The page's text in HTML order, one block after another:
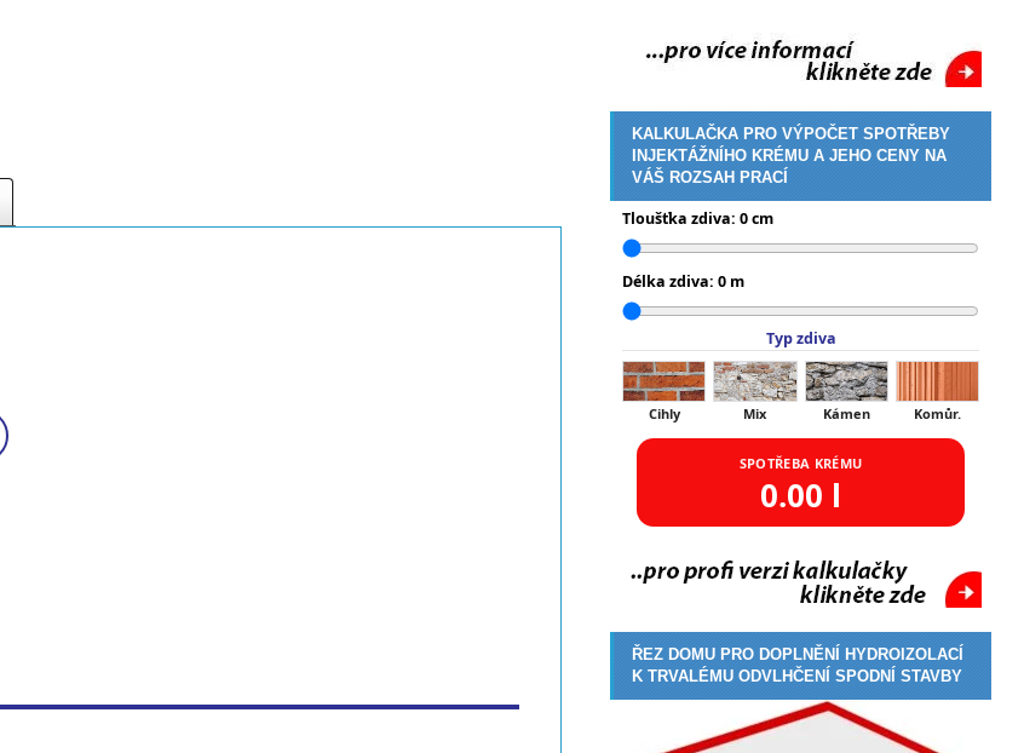
KALKULAČKA PRO VÝPOČET SPOTŘEBY
INJEKTÁŽNÍHO KRÉMU A JEHO CENY NA
VÁŠ ROZSAH PRACÍ
Tloušťka zdiva: 0cm
Délka zdiva: 0 m
Typ zdiva
Cihly Mix Kámen Komůr.
SPOTŘEBA KRÉMU
0.00 l
ŘEZ DOMU PRO DOPLNĚNÍ HYDROIZOLACÍ
K TRVALÉMU ODVLHČENÍ SPODNÍ STAVBY